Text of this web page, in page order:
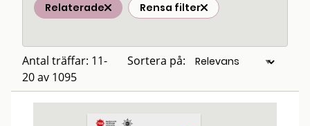
Relaterade Rensa filter
Antal träffar: 11-
20 av 1095
Sortera på: